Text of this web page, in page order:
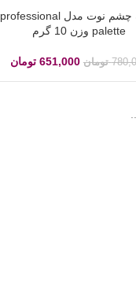
سایه چشم نوت مدل professional
palette وزن 10 گرم
تومان 651,000 تومان